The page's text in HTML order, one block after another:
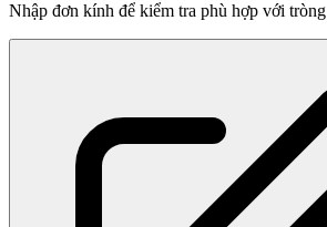
Nhập đơn kính để kiểm tra phù hợp với